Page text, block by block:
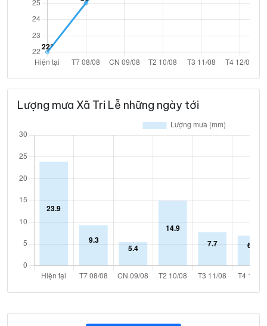
Lượng mưa Xã Tri Lễ những ngày tới